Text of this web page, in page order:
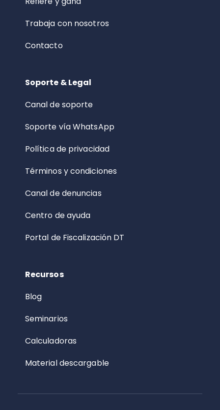
Trabaja con nosotros
Contacto
Soporte & Legal
Canal de soporte
Soporte vía WhatsApp
Política de privacidad
Términos y condiciones
Canal de denuncias
Centro de ayuda
Portal de Fiscalización DT
Recursos
Blog
Seminarios
Calculadoras
Material descargable